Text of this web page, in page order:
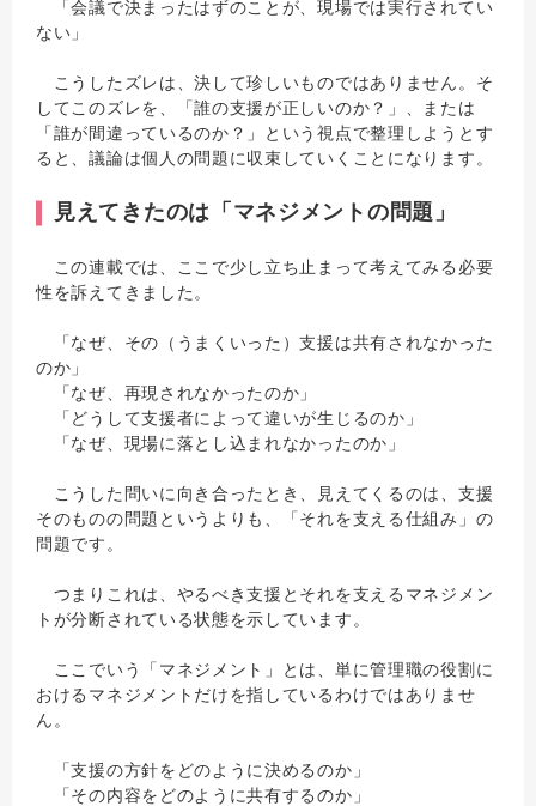
「会議で決まったはずのことが、現場では実行されてい
ない」
こうしたズレは、決して珍しいものではありません。そ
してこのズレを、「誰の支援が正しいのか？」、または
「誰が間違っているのか？」という視点で整理しようとす
ると、議論は個人の問題に収束していくことになります。
見えてきたのは「マネジメントの問題」
この連載では、ここで少し立ち止まって考えてみる必要
性を訴えてきました。
「なぜ、その（うまくいった）支援は共有されなかった
のか」
「なぜ、再現されなかったのか」
「どうして支援者によって違いが生じるのか」
「なぜ、現場に落とし込まれなかったのか」
こうした問いに向き合ったとき、見えてくるのは、支援
そのものの問題というよりも、「それを支える仕組み」の
問題です。
つまりこれは、やるべき支援とそれを支えるマネジメン
トが分断されている状態を示しています。
ここでいう「マネジメント」とは、単に管理職の役割に
おけるマネジメントだけを指しているわけではありませ
ん。
「支援の方針をどのように決めるのか」
「その内容をどのように共有するのか」